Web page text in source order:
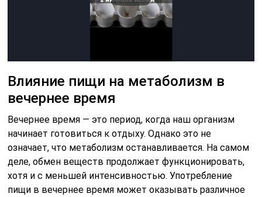
Влияние пищи на метаболизм в
вечернее время
Вечернее время — это период, когда наш организм
начинает готовиться к отдыху. Однако это не
означает, что метаболизм останавливается. На самом
деле, обмен веществ продолжает функционировать,
хотя и с меньшей интенсивностью. Употребление
пищи в вечернее время может оказывать различное